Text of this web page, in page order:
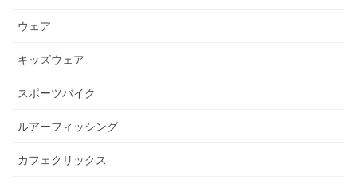
ウェア
キッズウェア
スポーツバイク
ルアーフィッシング
カフェクリックス